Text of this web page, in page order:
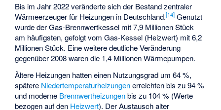
Bis im Jahr 2022 veränderte sich der Bestand zentraler
Wärmeerzeuger für Heizungen in Deutschland.[14] Genutzt
wurde der Gas-Brennwertkessel mit 7,9 Millionen Stück
am häufigsten, gefolgt vom Gas-Kessel (Heizwert) mit 6,2
Millionen Stück. Eine weitere deutliche Veränderung
gegenüber 2008 waren die 1,4 Millionen Wärmepumpen.
Ältere Heizungen hatten einen Nutzungsgrad um 64 %,
spätere Niedertemperaturheizungenerreichten bis zu 94 %
und moderne Brennwertheizungenbis zu 104 % (Werte
bezogen auf den Heizwert). Der Austausch alter